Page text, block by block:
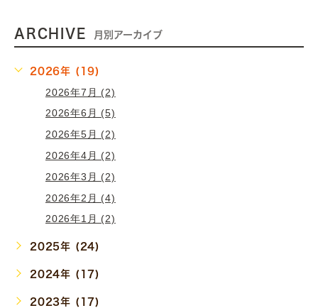
ARCHIVE 月別アーカイブ
2026年 (19)
2026年7月 (2)
2026年6月 (5)
2026年5月 (2)
2026年4月 (2)
2026年3月 (2)
2026年2月 (4)
2026年1月 (2)
2025年 (24)
2024年 (17)
2023年 (17)